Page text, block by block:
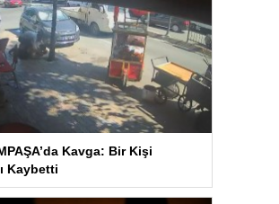
Kavga: Bir Kişi
Kaybetti